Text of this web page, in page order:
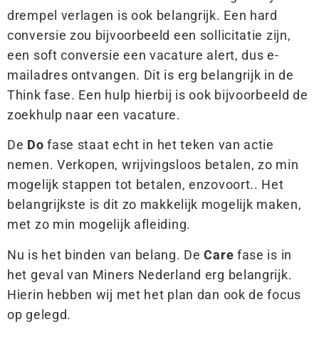
drempel verlagen is ook belangrijk. Een hard
conversie zou bijvoorbeeld een sollicitatie zijn,
een soft conversie een vacature alert, dus e-
mailadres ontvangen. Dit is erg belangrijk in de
Think fase. Een hulp hierbij is ook bijvoorbeeld de
zoekhulp naar een vacature.
De Do fase staat echt in het teken van actie
nemen. Verkopen, wrijvingsloos betalen, zo min
mogelijk stappen tot betalen, enzovoort.. Het
belangrijkste is dit zo makkelijk mogelijk maken,
met zo min mogelijk afleiding.
Nu is het binden van belang. DeCare fase is in
het geval van Miners Nederland erg belangrijk.
Hierin hebben wij met het plan dan ook de focus
op gelegd.